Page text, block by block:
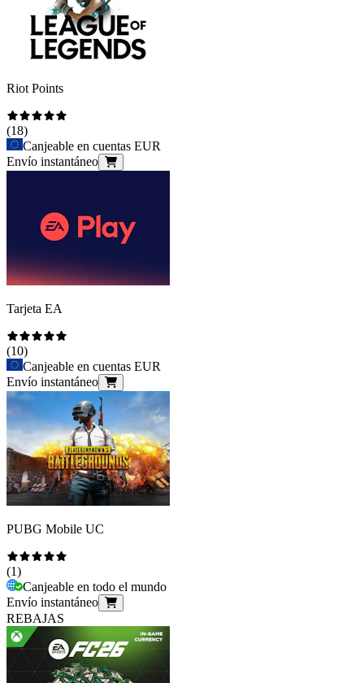
Riot Points
(18)
Canjeable en cuentas EUR
Envío instantáneo
Tarjeta EA
(10)
Canjeable en cuentas EUR
Envío instantáneo
PUBG Mobile UC
(1)
Canjeable en todo el mundo
Envío instantáneo
REBAJAS